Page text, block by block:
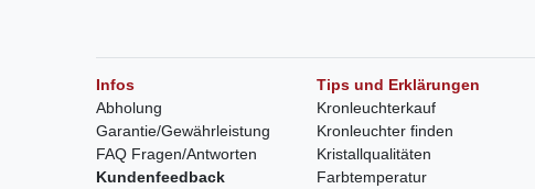
Infos
Abholung
Garantie/Gewährleistung
FAQ Fragen/Antworten
Kundenfeedback
Tips und Erklärungen
Kronleuchterkauf
Kronleuchter finden
Kristallqualitäten
Farbtemperatur